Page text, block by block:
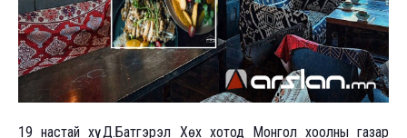
19 настай хүү Д.Батгэрэл Хөх хотод Монгол хоолны газар